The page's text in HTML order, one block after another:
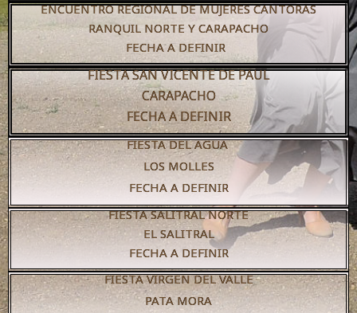
ENCUENTRO REGIONAL DE MUJERES CANTORAS
RANQUIL NORTE Y CARAPACHO
FECHA A DEFINIR
FIESTA SAN VICENTE DE PAUL
CARAPACHO
FECHA A DEFINIR
FIESTA DEL AGUA
LOS MOLLES
FECHA A DEFINIR
FIESTA SALITRAL NORTE
EL SALITRAL
FECHA A DEFINIR
FIESTA VIRGEN DEL VALLE
PATA MORA